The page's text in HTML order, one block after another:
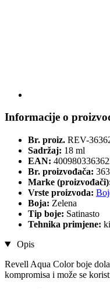
Informacije o
Br. proiz. REV-
Sadržaj: 18 ml
EAN:
Br. proizvođača:
Marke
Vrste proizvoda:
Boja: Zelena
Tip boje: Satinasto
Tehnika primjene:
Opis
Revell Aqua Color boje
kompromisa i može se